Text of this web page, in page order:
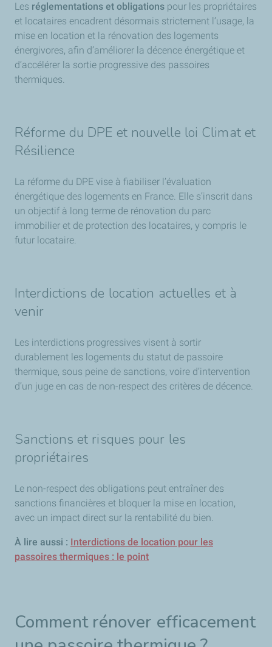
Les réglementations et obligations pour les propriétaires
et locataires encadrent désormais strictement l’usage, la
mise en location et la rénovation des logements
énergivores, afin d’améliorer la décence énergétique et
d’accélérer la sortie progressive des passoires
thermiques.
Réforme du DPE et nouvelle loi Climat et
Résilience
La réforme du DPE vise à fiabiliser l’évaluation
énergétique des logements en France. Elle s’inscrit dans
un objectif à long terme de rénovation du parc
immobilier et de protection des locataires, y compris le
futur locataire.
Interdictions de location actuelles et à
venir
Les interdictions progressives visent à sortir
durablement les logements du statut de passoire
thermique, sous peine de sanctions, voire d’intervention
d’un juge en cas de non-respect des critères de décence.
Sanctions et risques pour les
propriétaires
Le non-respect des obligations peut entraîner des
sanctions financières et bloquer la mise en location,
avec un impact direct sur la rentabilité du bien.
À lire aussi : Interdictions de location pour les
passoires thermiques : le point
Comment rénover efficacement